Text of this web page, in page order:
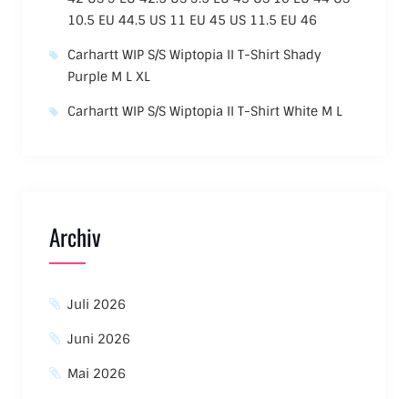
10.5 EU 44.5 US 11 EU 45 US 11.5 EU 46
Carhartt WIP S/S Wiptopia II T-Shirt Shady
Purple M L XL
Carhartt WIP S/S Wiptopia II T-Shirt White M L
Archiv
Juli 2026
Juni 2026
Mai 2026